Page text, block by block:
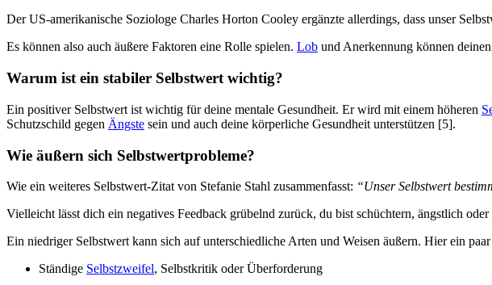
Der US-amerikanische Soziologe Charles Horton Cooley ergänzte allerdings, dass unser
Es können also auch äußere Faktoren eine Rolle spielen. Lob und Anerkennung können
Warum ist ein stabiler Selbstwert wichtig?
Ein positiver Selbstwert ist wichtig für deine mentale Gesundheit. Er wird mit einem höheren
Schutzschild gegen Ängste sein und auch deine körperliche Gesundheit unterstützen [5].
Wie äußern sich Selbstwertprobleme?
Wie ein weiteres Selbstwert-Zitat von Stefanie Stahl zusammenfasst: “Unser Selbstwert
Vielleicht lässt dich ein negatives Feedback grübelnd zurück, du bist schüchtern, ängstlich
Ein niedriger Selbstwert kann sich auf unterschiedliche Arten und Weisen äußern. Hier ein
Ständige Selbstzweifel, Selbstkritik oder Überforderung